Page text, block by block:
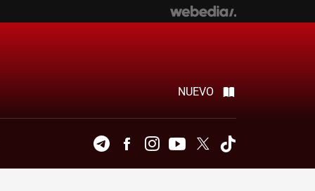
NUEVO
TelegramFacebookInstagramYoutubeTwitter